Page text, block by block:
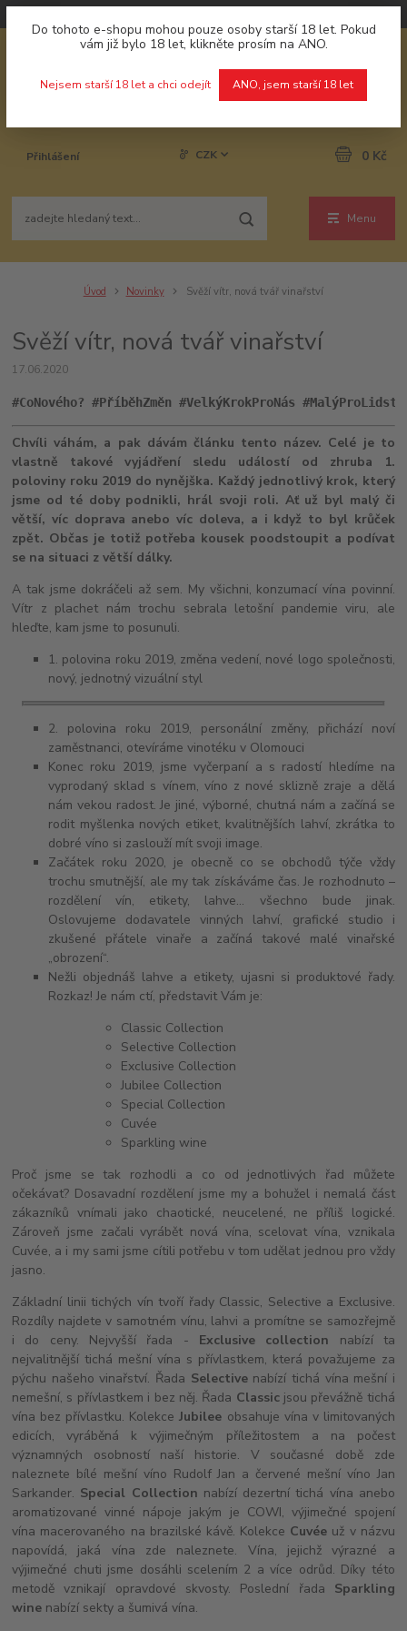
Do tohoto e-shopu mohou pouze osoby starší 18 let. Pokud
vám již bylo 18 let, klikněte prosím na ANO.
Nejsem starší 18 let a chci odejít ANO, jsem starší 18 let
Menu
CZK
Přihlášení 0 Kč
Úvod Novinky Svěží vítr, nová tvář vinařství
Svěží vítr, nová tvář vinařství
17.06.2020
#CoNového? #PříběhZměn #VelkýKrokProNás
Chvíli váhám, a pak dávám článku tento název. Celé je to
vlastně takové vyjádření sledu událostí od zhruba 1.
poloviny roku 2019 do nynějška. Každý jednotlivý krok, který
jsme od té doby podnikli, hrál svoji roli. Ať už byl malý či
větší, víc doprava anebo víc doleva, a i když to byl krůček
zpět. Občas je totiž potřeba kousek poodstoupit a podívat
se na situaci z větší dálky.
A tak jsme dokráčeli až sem. My všichni, konzumací vína povinní.
Vítr z plachet nám trochu sebrala letošní pandemie viru, ale
hleďte, kam jsme to posunuli.
1. polovina roku 2019, změna vedení, nové logo společnosti,
nový, jednotný vizuální styl
2. polovina roku 2019, personální změny, přichází noví
zaměstnanci, otevíráme vinotéku v Olomouci
Konec roku 2019, jsme vyčerpaní a s radostí hledíme na
vyprodaný sklad s vínem, víno z nové sklizně zraje a dělá
nám vekou radost. Je jiné, výborné, chutná nám a začíná se
rodit myšlenka nových etiket, kvalitnějších lahví, zkrátka to
dobré víno si zaslouží mít svoji image.
Začátek roku 2020, je obecně co se obchodů týče vždy
trochu smutnější, ale my tak získáváme čas. Je rozhodnuto –
rozdělení vín, etikety, lahve… všechno bude jinak.
Oslovujeme dodavatele vinných lahví, grafické studio i
zkušené přátele vinaře a začíná takové malé vinařské
„obrození“.
Nežli objednáš lahve a etikety, ujasni si produktové řady.
Rozkaz! Je nám ctí, představit Vám je:
Classic Collection
Selective Collection
Exclusive Collection
Jubilee Collection
Special Collection
Cuvée
Sparkling wine
Proč jsme se tak rozhodli a co od jednotlivých řad můžete
očekávat? Dosavadní rozdělení jsme my a bohužel i nemalá část
zákazníků vnímali jako chaotické, neucelené, ne příliš logické.
Zároveň jsme začali vyrábět nová vína, scelovat vína, vznikala
Cuvée, a i my sami jsme cítili potřebu v tom udělat jednou pro vždy
jasno.
Základní linii tichých vín tvoří řady Classic, Selective a Exclusive.
Rozdíly najdete v samotném vínu, lahvi a promítne se samozřejmě
i do ceny. Nejvyšší řada - Exclusive collection nabízí ta
nejvalitnější tichá mešní vína s přívlastkem, která považujeme za
pýchu našeho vinařství. Řada Selectivenabízí tichá vína mešní i
nemešní, s přívlastkem i bez něj. Řada Classicjsou převážně tichá
vína bez přívlastku. KolekceJubilee obsahuje vína v limitovaných
edicích, vyráběná k výjimečným příležitostem a na počest
významných osobností naší historie. V současné době zde
naleznete bílé mešní víno Rudolf Jan a červené mešní víno Jan
Sarkander. Special Collection nabízí dezertní tichá vína anebo
aromatizované vinné nápoje jakým je COWI, výjimečné spojení
vína macerovaného na brazilské kávě. Kolekce Cuvée už v názvu
napovídá, jaká vína zde naleznete. Vína, jejichž výrazné a
výjimečné chuti jsme dosáhli scelením 2 a více odrůd. Díky této
metodě vznikají opravdové skvosty. Poslední řada Sparkling
wine nabízí sekty a šumivá vína.